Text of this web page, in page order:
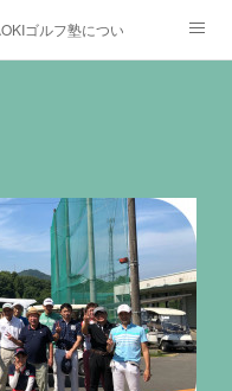
ゴルフ塾について